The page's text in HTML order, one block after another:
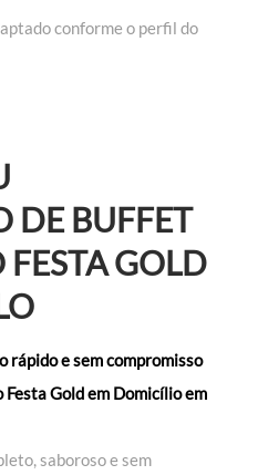
conforme o perfil do
DE BUFFET
GOLD
rápido e sem compromisso
Gold em Domicílio em
saboroso e sem